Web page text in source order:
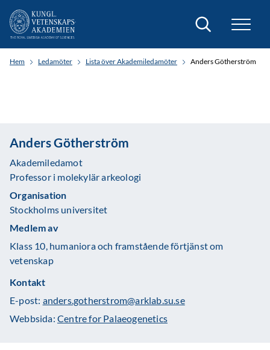
Sök
Hem Ledamöter Lista över Akademiledamöter Anders Götherström
Anders Götherström
Akademiledamot
Professor i molekylär arkeologi
Organisation
Stockholms universitet
Medlem av
Klass 10, humaniora och framstående förtjänst om
vetenskap
Kontakt
E-post: anders.gotherstrom@arklab.su.se
Webbsida: Centre for Palaeogenetics